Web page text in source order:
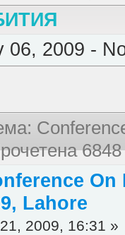
06, 2009 -
On
Lahore
2009, 16:31 »